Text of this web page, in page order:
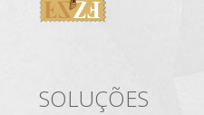
SOLUÇÕES